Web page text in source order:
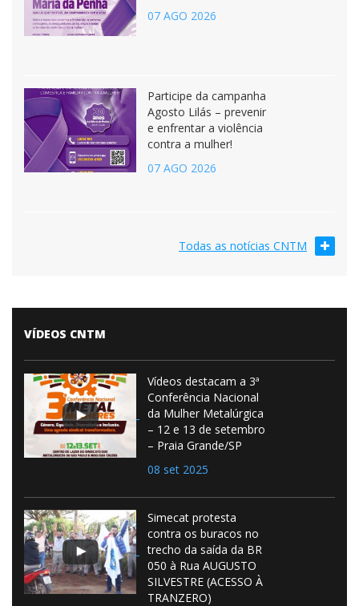
07 AGO 2026
Participe da campanha
Agosto Lilás – prevenir
e enfrentar a violência
contra a mulher!
07 AGO 2026
Todas as notícias CNTM
VÍDEOS CNTM
Vídeos destacam a 3ª
Conferência Nacional
da Mulher Metalúrgica
– 12 e 13 de setembro
– Praia Grande/SP
08 set 2025
Simecat protesta
contra os buracos no
trecho da saída da BR
050 à Rua AUGUSTO
SILVESTRE (ACESSO À
TRANZERO)